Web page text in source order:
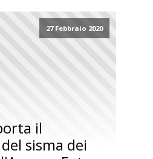
27 Febbraio 2020
il
sisma dei